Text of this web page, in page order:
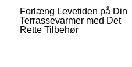
Forlæng Levetiden på Din
Terrassevarmer med Det
Rette Tilbehør